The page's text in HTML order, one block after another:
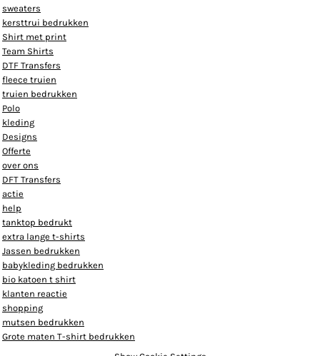
sweaters
kersttrui bedrukken
Shirt met print
Team Shirts
DTF Transfers
fleece truien
truien bedrukken
Polo
kleding
Designs
Offerte
over ons
DFT Transfers
actie
help
tanktop bedrukt
extra lange t-shirts
Jassen bedrukken
babykleding bedrukken
bio katoen t shirt
klanten reactie
shopping
mutsen bedrukken
Grote maten T-shirt bedrukken